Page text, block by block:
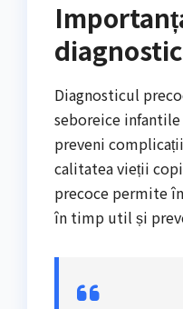
Diagnosticul
seboreice
preveni
calitatea vieții
precoce permite
în timp util și